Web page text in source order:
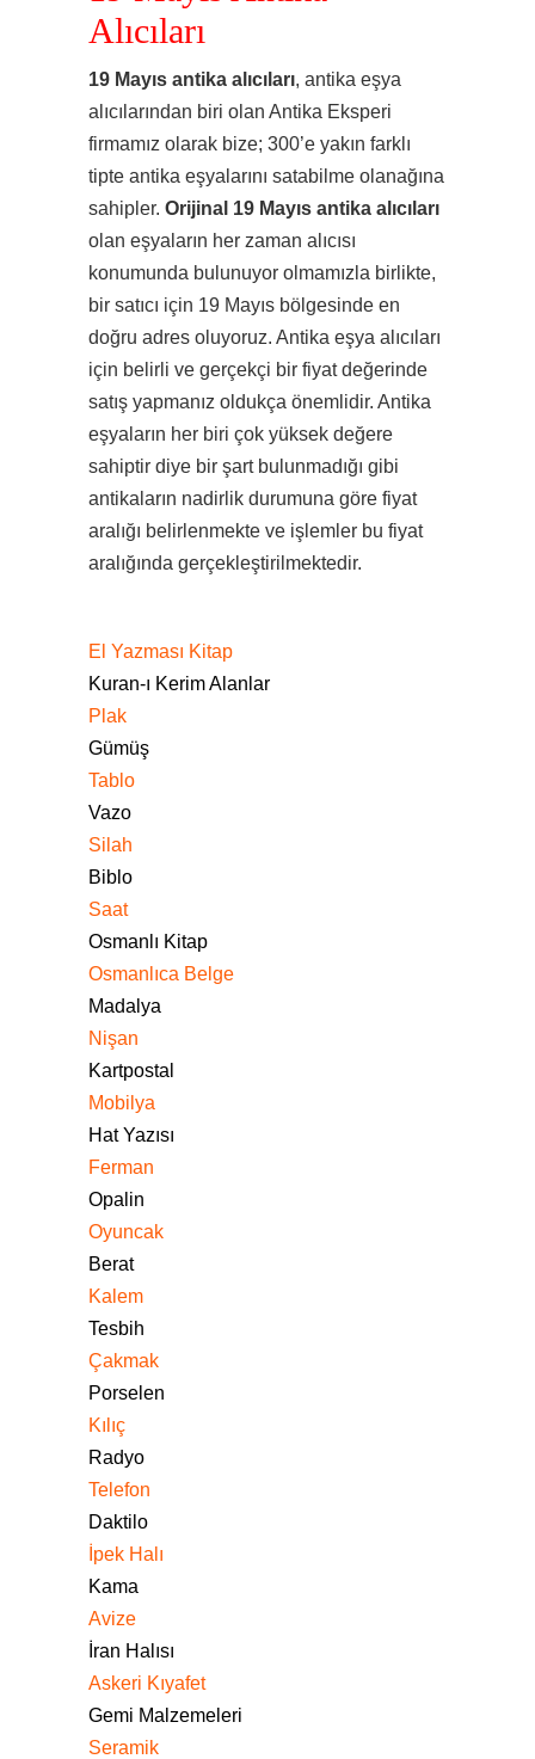
Alıcıları
19 Mayıs antika alıcıları, antika eşya
alıcılarından biri olan Antika Eksperi
firmamız olarak bize; 300’e yakın farklı
tipte antika eşyalarını satabilme olanağına
sahipler. Orijinal 19 Mayıs antika alıcıları
olan eşyaların her zaman alıcısı
konumunda bulunuyor olmamızla birlikte,
bir satıcı için 19 Mayıs bölgesinde en
doğru adres oluyoruz. Antika eşya alıcıları
için belirli ve gerçekçi bir fiyat değerinde
satış yapmanız oldukça önemlidir. Antika
eşyaların her biri çok yüksek değere
sahiptir diye bir şart bulunmadığı gibi
antikaların nadirlik durumuna göre fiyat
aralığı belirlenmekte ve işlemler bu fiyat
aralığında gerçekleştirilmektedir.
El Yazması Kitap
Kuran-ı Kerim Alanlar
Plak
Gümüş
Tablo
Vazo
Silah
Biblo
Saat
Osmanlı Kitap
Osmanlıca Belge
Madalya
Nişan
Kartpostal
Mobilya
Hat Yazısı
Ferman
Opalin
Oyuncak
Berat
Kalem
Tesbih
Çakmak
Porselen
Kılıç
Radyo
Telefon
Daktilo
İpek Halı
Kama
Avize
İran Halısı
Askeri Kıyafet
Gemi Malzemeleri
Seramik